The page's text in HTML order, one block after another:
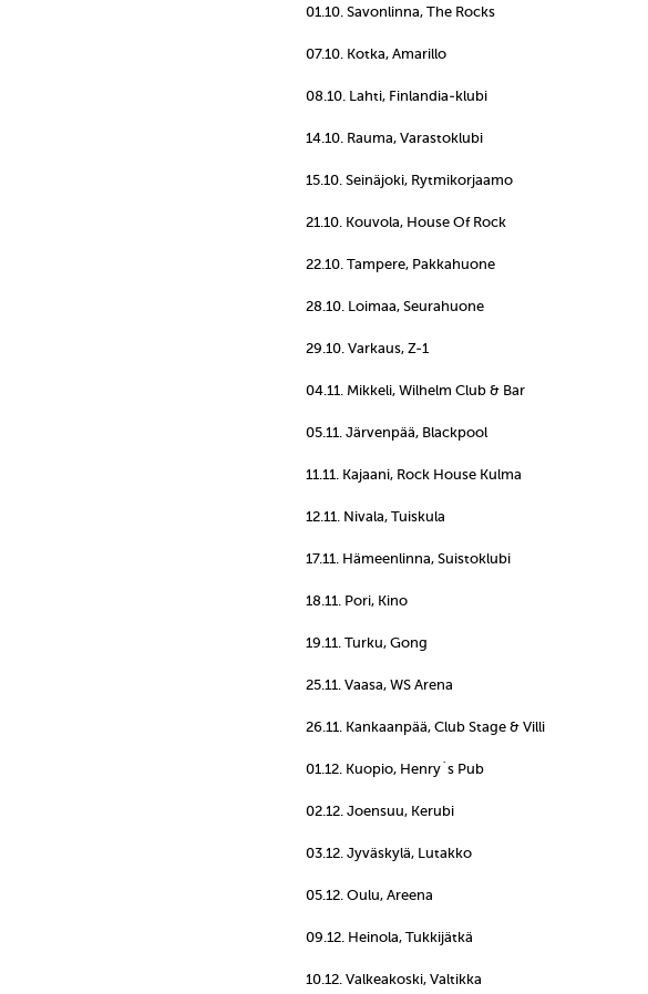
01.10. Savonlinna, The Rocks
07.10. Kotka, Amarillo
08.10. Lahti, Finlandia-klubi
14.10. Rauma, Varastoklubi
15.10. Seinäjoki, Rytmikorjaamo
21.10. Kouvola, House Of Rock
22.10. Tampere, Pakkahuone
28.10. Loimaa, Seurahuone
29.10. Varkaus, Z-1
04.11. Mikkeli, Wilhelm Club & Bar
05.11. Järvenpää, Blackpool
11.11. Kajaani, Rock House Kulma
12.11. Nivala, Tuiskula
17.11. Hämeenlinna, Suistoklubi
18.11. Pori, Kino
19.11. Turku, Gong
25.11. Vaasa, WS Arena
26.11. Kankaanpää, Club Stage & Villi
01.12. Kuopio, Henry´s Pub
02.12. Joensuu, Kerubi
03.12. Jyväskylä, Lutakko
05.12. Oulu, Areena
09.12. Heinola, Tukkijätkä
10.12. Valkeakoski, Valtikka